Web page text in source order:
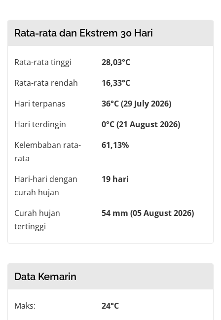
Rata-rata dan Ekstrem 30 Hari
Rata-rata tinggi
28,03°C
Rata-rata rendah
16,33°C
Hari terpanas
36°C (29 July 2026)
Hari terdingin
0°C (21 August 2026)
Kelembaban rata-
rata
61,13%
Hari-hari dengan
curah hujan
19 hari
Curah hujan
tertinggi
54 mm (05 August 2026)
Data Kemarin
Maks:
24°C